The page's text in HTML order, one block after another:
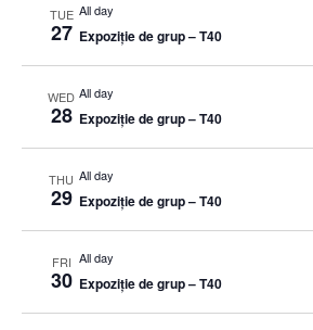
TUE
27
All day
Expoziție de grup – T40
WED
28
All day
Expoziție de grup – T40
THU
29
All day
Expoziție de grup – T40
FRI
30
All day
Expoziție de grup – T40